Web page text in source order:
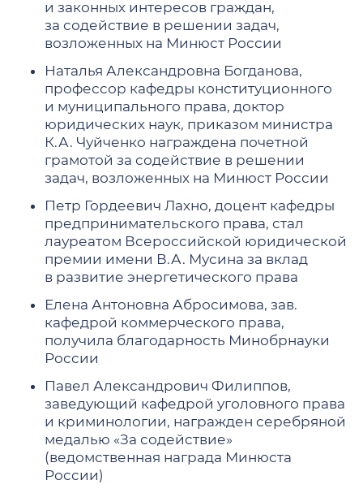
и законных интересов граждан,
за содействие в решении задач,
возложенных на Минюст России
Наталья Александровна Богданова,
профессор кафедры конституционного
и муниципального права, доктор
юридических наук, приказом министра
К.А. Чуйченко награждена почетной
грамотой за содействие в решении
задач, возложенных на Минюст России
Петр Гордеевич Лахно, доцент кафедры
предпринимательского права, стал
лауреатом Всероссийской юридической
премии имени В.А. Мусина за вклад
в развитие энергетического права
Елена Антоновна Абросимова, зав.
кафедрой коммерческого права,
получила благодарность Минобрнауки
России
Павел Александрович Филиппов,
заведующий кафедрой уголовного права
и криминологии, награжден серебряной
медалью «За содействие»
(ведомственная награда Минюста
России)